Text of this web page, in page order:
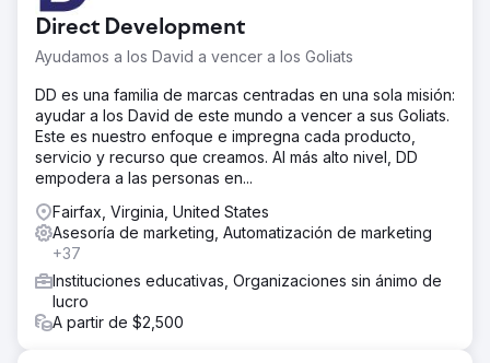
Direct Development
Ayudamos a los David a vencer a los Goliats
DD es una familia de marcas centradas en una sola misión:
ayudar a los David de este mundo a vencer a sus Goliats.
Este es nuestro enfoque e impregna cada producto,
servicio y recurso que creamos. Al más alto nivel, DD
empodera a las personas en...
Fairfax, Virginia, United States
Asesoría de marketing, Automatización de marketing
+37
Instituciones educativas, Organizaciones sin ánimo de
lucro
A partir de $2,500